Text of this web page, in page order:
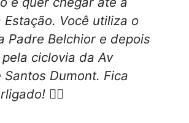
Estação. Você utiliza o
Padre Belchior e depois
ciclovia da Av
Santos Dumont. Fica
🚴‍♂️